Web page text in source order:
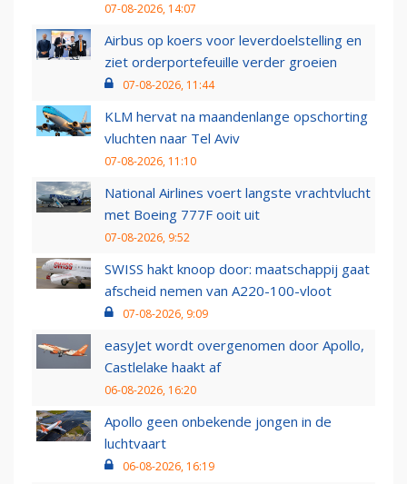
07-08-2026, 14:07
Airbus op koers voor leverdoelstelling en
ziet orderportefeuille verder groeien
07-08-2026, 11:44
KLM hervat na maandenlange opschorting
vluchten naar Tel Aviv
07-08-2026, 11:10
National Airlines voert langste vrachtvlucht
met Boeing 777F ooit uit
07-08-2026, 9:52
SWISS hakt knoop door: maatschappij gaat
afscheid nemen van A220-100-vloot
07-08-2026, 9:09
easyJet wordt overgenomen door Apollo,
Castlelake haakt af
06-08-2026, 16:20
Apollo geen onbekende jongen in de
luchtvaart
06-08-2026, 16:19